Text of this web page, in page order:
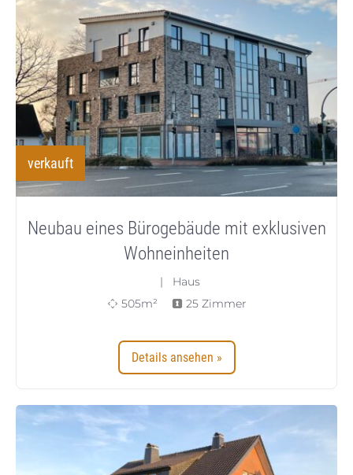
verkauft
Neubau eines Bürogebäude mit exklusiven
Wohneinheiten
| Haus
505m²
25 Zimmer
Details ansehen »